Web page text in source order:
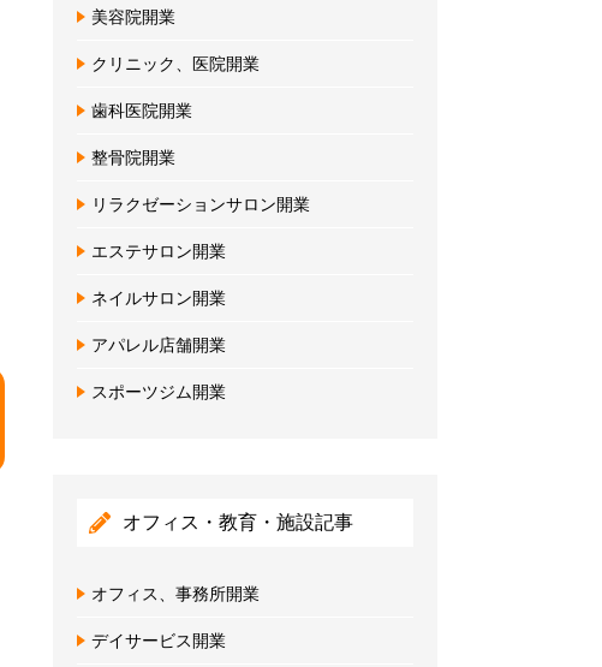
美容院開業
クリニック、医院開業
歯科医院開業
整骨院開業
リラクゼーションサロン開業
エステサロン開業
ネイルサロン開業
アパレル店舗開業
スポーツジム開業
オフィス・教育・施設記事
オフィス、事務所開業
デイサービス開業